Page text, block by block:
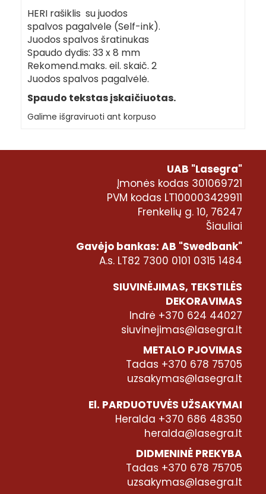
HERI rašiklis su juodos
spalvos pagalvėle (Self-ink).
Juodos spalvos šratinukas
Spaudo dydis: 33 x 8 mm
Rekomend.maks. eil. skaič. 2
Juodos spalvos pagalvėlė.
Spaudo tekstas įskaičiuotas.
Galime išgraviruoti ant korpuso
UAB "Lasegra"
Įmonės kodas 301069721
PVM kodas LT100003429911
Frenkelių g. 10, 76247
Šiauliai
Gavėjo bankas: AB "Swedbank"
A.s. LT82 7300 0101 0315 1484
SIUVINĖJIMAS, TEKSTILĖS
DEKORAVIMAS
Indrė +370 624 44027
siuvinejimas@lasegra.lt
METALO PJOVIMAS
Tadas +370 678 75705
uzsakymas@lasegra.lt
El. PARDUOTUVĖS UŽSAKYMAI
Heralda +370 686 48350
heralda@lasegra.lt
DIDMENINĖ PREKYBA
Tadas +370 678 75705
uzsakymas@lasegra.lt